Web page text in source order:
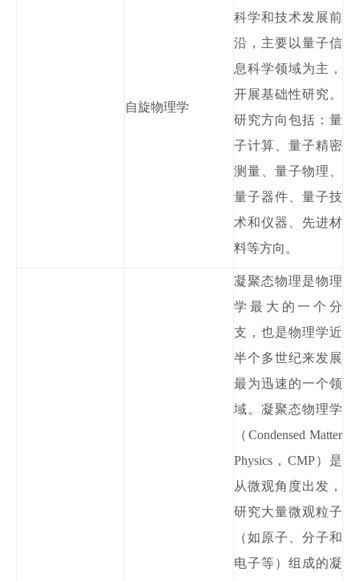
自旋物理学
科学和技术发展前
沿，主要以量子信
息科学领域为主，
开展基础性研究。
研究方向包括：量
子计算、量子精密
测量、量子物理、
量子器件、量子技
术和仪器、先进材
料等方向。
凝聚态物理是物理
学最大的一个分
支，也是物理学近
半个多世纪来发展
最为迅速的一个领
域。凝聚态物理学
（ Condensed Matter
Physics，CMP）是
从微观角度出发，
研究大量微观粒子
（如原子、分子和
电子等）组成的凝